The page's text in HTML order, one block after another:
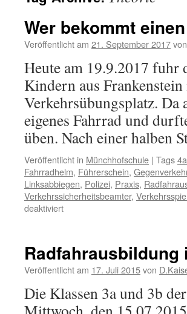
Wer bekommt
Veröffentlicht am 21. September 2017von
Heute am 19.9.2017 fuhr
Kindern aus
Verkehrsübungsplatz. Da
eigenes Fahrrad und
üben. Nach einer
Veröffentlicht in Münchhofschule | Tags
Fahrradhelm, Führerschein,
Linksabbiegen, Polizei, Praxis,
Verkehrssicherheitsbeamter, Verkehrsspiel
deaktiviertfür
Fahrradführerschein
Radfahrausbildung
Veröffentlicht am 17. Juli 2015von
Die Klassen 3a und 3b